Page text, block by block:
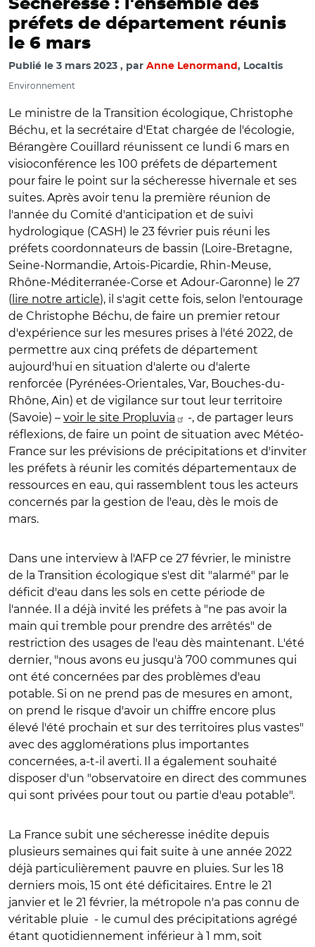
Sécheresse : l'ensemble des
préfets de département réunis
le 6 mars
Publié le 3 mars 2023 par Anne Lenormand , Localtis
Environnement
Le ministre de la Transition écologique, Christophe
Béchu, et la secrétaire d'Etat chargée de l'écologie,
Bérangère Couillard réunissent ce lundi 6 mars en
visioconférence les 100 préfets de département
pour faire le point sur la sécheresse hivernale et ses
suites. Après avoir tenu la première réunion de
l'année du Comité d'anticipation et de suivi
hydrologique (CASH) le 23 février puis réuni les
préfets coordonnateurs de bassin (Loire-Bretagne,
Seine-Normandie, Artois-Picardie, Rhin-Meuse,
Rhône-Méditerranée-Corse et Adour-Garonne) le 27
( lire notre article), il s'agit cette fois, selon l'entourage
de Christophe Béchu, de faire un premier retour
d'expérience sur les mesures prises à l'été 2022, de
permettre aux cinq préfets de département
aujourd'hui en situation d'alerte ou d'alerte
renforcée (Pyrénées-Orientales, Var, Bouches-du-
Rhône, Ain) et de vigilance sur tout leur territoire
(Savoie) – voir le site Propluvia
-, de partager leurs
réflexions, de faire un point de situation avec Météo-
France sur les prévisions de précipitations et d'inviter
les préfets à réunir les comités départementaux de
ressources en eau, qui rassemblent tous les acteurs
concernés par la gestion de l'eau, dès le mois de
mars.
Dans une interview à l'AFP ce 27 février, le ministre
de la Transition écologique s'est dit "alarmé" par le
déficit d'eau dans les sols en cette période de
l'année. Il a déjà invité les préfets à "ne pas avoir la
main qui tremble pour prendre des arrêtés" de
restriction des usages de l'eau dès maintenant. L'été
dernier, "nous avons eu jusqu'à 700 communes qui
ont été concernées par des problèmes d'eau
potable. Si on ne prend pas de mesures en amont,
on prend le risque d'avoir un chiffre encore plus
élevé l'été prochain et sur des territoires plus vastes"
avec des agglomérations plus importantes
concernées, a-t-il averti. Il a également souhaité
disposer d'un "observatoire en direct des communes
qui sont privées pour tout ou partie d'eau potable".
La France subit une sécheresse inédite depuis
plusieurs semaines qui fait suite à une année 2022
déjà particulièrement pauvre en pluies. Sur les 18
derniers mois, 15 ont été déficitaires. Entre le 21
janvier et le 21 février, la métropole n'a pas connu de
véritable pluie - le cumul des précipitations agrégé
étant quotidiennement inférieur à 1 mm, soit